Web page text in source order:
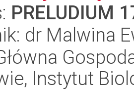
PRELUDIUM
dr Malwina
Instytut